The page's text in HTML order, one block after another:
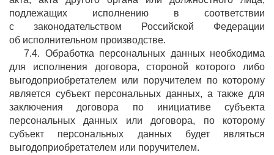
подлежащих исполнению в соответствии
с законодательством Российской Федерации
об исполнительном производстве.
7.4. Обработка персональных данных необходима
для исполнения договора, стороной которого либо
выгодоприобретателем или поручителем по которому
является субъект персональных данных, а также для
заключения договора по инициативе субъекта
персональных данных или договора, по которому
субъект персональных данных будет являться
выгодоприобретателем или поручителем.